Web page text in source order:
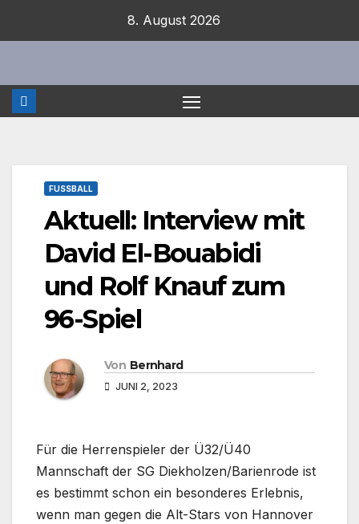
8. August 2026
FUSSBALL
Aktuell: Interview mit
David El-Bouabidi
und Rolf Knauf zum
96-Spiel
Von Bernhard
JUNI 2, 2023
Für die Herrenspieler der Ü32/Ü40
Mannschaft der SG Diekholzen/Barienrode ist
es bestimmt schon ein besonderes Erlebnis,
wenn man gegen die Alt-Stars von Hannover